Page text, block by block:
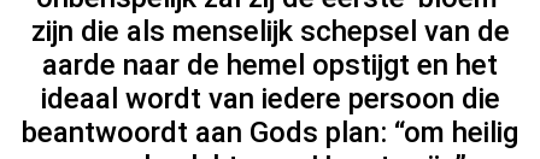
zijn die als menselijk schepsel van de
aarde naar de hemel opstijgt en het
ideaal wordt van iedere persoon die
beantwoordt aan Gods plan: “om heilig